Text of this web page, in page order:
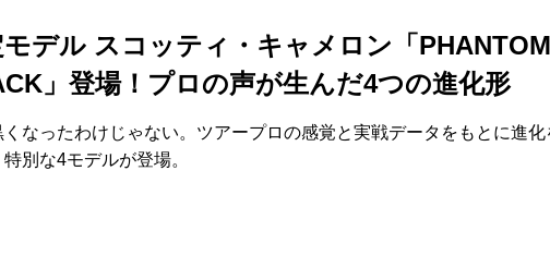
モデル スコッティ・キャメロン「PHANTOM
」登場！プロの声が生んだ4つの進化形
くなったわけじゃない。ツアープロの感覚と実戦データをもとに進化
別な4モデルが登場。